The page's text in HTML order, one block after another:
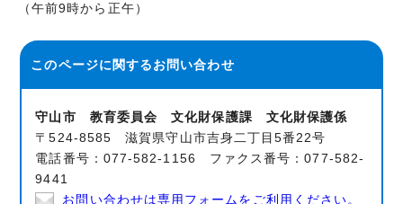
（午前9時から正午）
このページに関するお問い合わせ
守山市 教育委員会 文化財保護課 文化財保護係
〒524-8585 滋賀県守山市吉身二丁目5番22号
電話番号：077-582-1156 ファクス番号：077-582-
9441
お問い合わせは専用フォームをご利用ください。